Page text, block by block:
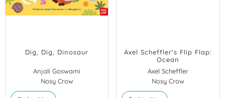
Dig, Dig, Dinosaur
Anjali Goswami
Nosy Crow
Axel Scheffler's Flip Flap:
Ocean
Axel Scheffler
Nosy Crow